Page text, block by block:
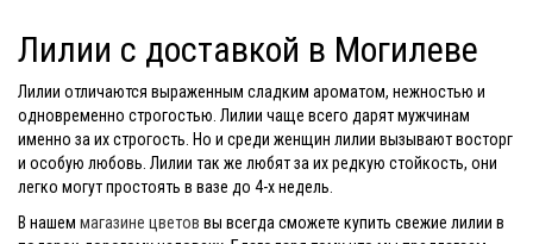
Лилии с доставкой в Могилеве
Лилии отличаются выраженным сладким ароматом, нежностью и
одновременно строгостью. Лилии чаще всего дарят мужчинам
именно за их строгость. Но и среди женщин лилии вызывают восторг
и особую любовь. Лилии так же любят за их редкую стойкость, они
легко могут простоять в вазе до 4-х недель.
В нашем магазине цветов вы всегда сможете купить свежие лилии в